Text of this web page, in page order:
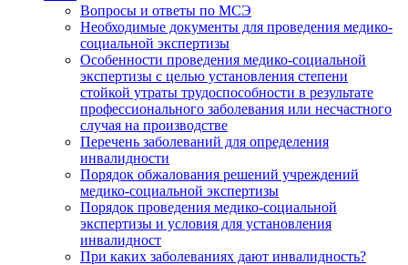
Вопросы и ответы по МСЭ
Необходимые документы для проведения медико-
социальной экспертизы
Особенности проведения медико-социальной
экспертизы с целью установления степени
стойкой утраты трудоспособности в результате
профессионального заболевания или несчастного
случая на производстве
Перечень заболеваний для определения
инвалидности
Порядок обжалования решений учреждений
медико-социальной экспертизы
Порядок проведения медико-социальной
экспертизы и условия для установления
инвалидност
При каких заболеваниях дают инвалидность?